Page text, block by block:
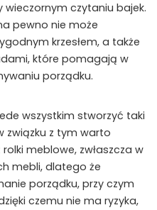
czytaniu bajek.
pewno nie może
krzesłem, a także
które pomagają w
porządku.
wszystkim stworzyć taki
związku z tym warto
meblowe, zwłaszcza w
mebli, dlatego że
porządku, przy czym
czemu nie ma ryzyka,